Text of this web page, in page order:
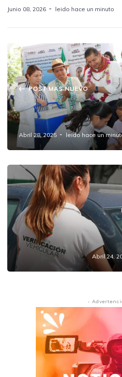
Junio 08, 2026 leido hace un minuto
POST MAS NUEVO
Puebla da inicio a la
Vacunación 2025
Abril 28, 2025 leido hace un
Restablece Secretaría
sistema de citas para
Abril 24,
-